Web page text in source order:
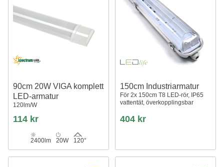
90cm 20W VIGA komplett
LED-armatur
120lm/W
114 kr
2400lm 20W 120°
150cm Industriarmatur
För 2x 150cm T8 LED-rör, IP65
vattentät, överkopplingsbar
404 kr